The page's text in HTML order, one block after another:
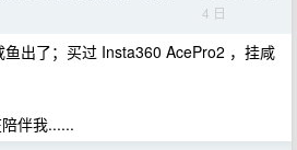
4 日
出了；买过 Insta360 AcePro2 ，挂咸
伴我......